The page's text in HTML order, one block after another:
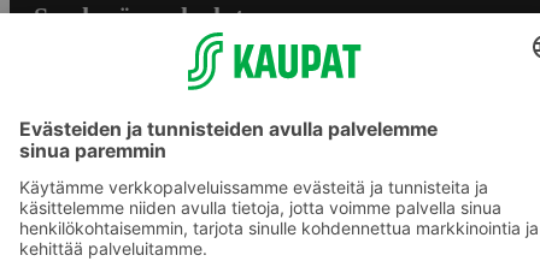
S-ryhmän palvelut
Yhteishyvä Ruoka -sovellus
S-ostoslista -sovellus
Prisma.fi
Sokos.fi
S-Pankki